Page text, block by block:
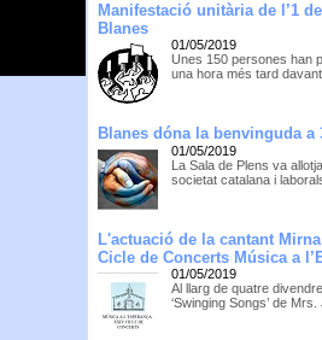
Manifestació unitària de l’1
Blanes
01/05/2019
Unes 150 persones han
una hora més tard davant
Blanes dóna la benvinguda
01/05/2019
La Sala de Plens va
societat catalana i
L'actuació de la cantant
Cicle de Concerts Música a
01/05/2019
Al llarg de quatre
‘Swinging Songs’ de